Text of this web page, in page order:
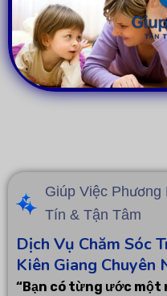
Giúp Việc Phương
Tín & Tận Tâm
Dịch Vụ Chăm Sóc
Kiên Giang Chuyên
“Bạn có từng ước một